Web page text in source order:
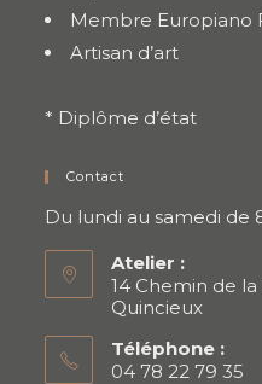
Membre Europiano
Artisan d’art
* Diplôme d’état
Contact
Du lundi au samedi de
Atelier :
14 Chemin de
Quincieux
Téléphone :
04 78 22 79 35